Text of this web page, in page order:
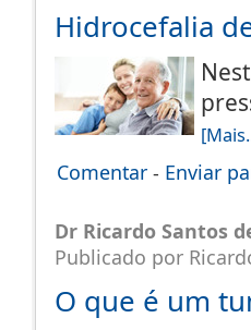
Hidrocefalia
Comentar - Enviar
Dr Ricardo Santos
Publicado por
O que é um